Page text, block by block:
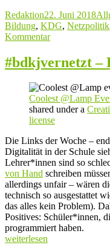
Links
der
Woche
Autor
RedaktionVeröffentlicht
am
22. Juni 2018
Bildung, KDG, Netzpolitik
Kommentarzu
Links
Woche
Nr. 5
#bdkjvernetzt –
Coolest @Lamp
shared under a
license
Die Links der Woche –
Digitalität in der Schule
Lehrer*innen sind so
von Hand schreiben
allerdings unfair – wären
technisch so ausgestattet
das alles kein Problem).
Positives: Schüler*innen,
programmiert haben.
„#bdkjvernetzt
weiterlesen